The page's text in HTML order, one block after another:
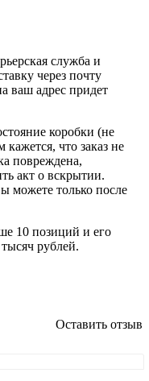
служба и
через почту
ваш адрес придет
коробки (не
кажется, что заказ не
повреждена,
акт о вскрытии.
можете только после
10 позиций и его
рублей.
Оставить отзыв